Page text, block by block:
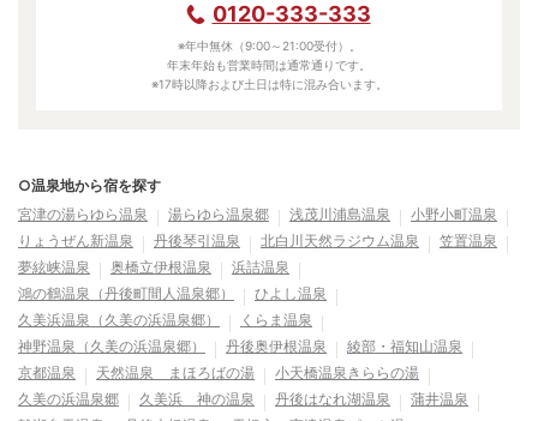
0120-333-333
※年中無休（9:00～21:00受付）。
年末年始も営業時間は通常通りです。
※17時以降および土日は特に混み合います。
○温泉地から宿を探す
宮津の湯らゆら温泉
湯らゆら温泉郷 浅茂川浦島温泉
小野小町温泉
りょうぜん新温泉
丹後琴引温泉 北白川天然ラジウム温泉
笠置温泉
夢絃峡温泉
奥橋立伊根温泉
浜詰温泉
鴻の鶴温泉（丹後町間人温泉郷）
ひよし温泉
久美浜温泉（久美の浜温泉郷）
くらま温泉
神野温泉（久美の浜温泉郷）
丹後奥伊根温泉
綾部・福知山温泉
京都温泉
天然温泉 まほろばの湯
小天橋温泉きららの湯
久美の浜温泉郷
久美浜 神の温泉 丹後はなれ湖温泉
蒲井温泉